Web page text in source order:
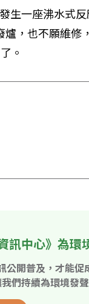
生一座沸水式反
，也不願維修
。
訊中心》為環
公開普及，才能
們持續為環境發聲